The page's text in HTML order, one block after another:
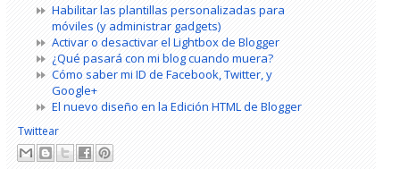
Habilitar las plantillas personalizadas para
móviles (y administrar gadgets)
Activar o desactivar el Lightbox de Blogger
¿Qué pasará con mi blog cuando muera?
Cómo saber mi ID de Facebook, Twitter, y
Google+
El nuevo diseño en la Edición HTML de Blogger
Twittear